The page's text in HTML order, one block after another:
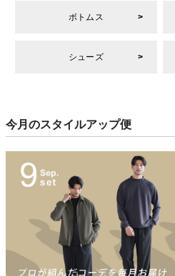
ボトムス
シューズ
今月のスタイルアップ便